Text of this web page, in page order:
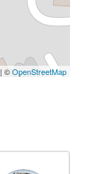
| ©OpenStreetMap